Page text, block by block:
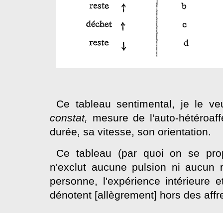
Ce tableau sentimental, je le
constat, mesure de l'auto-
durée, sa vitesse, son orientation.
Ce tableau (par quoi on se
n'exclut aucune pulsion ni
personne, l'expérience intérieure
dénotent [allègrement] hors des